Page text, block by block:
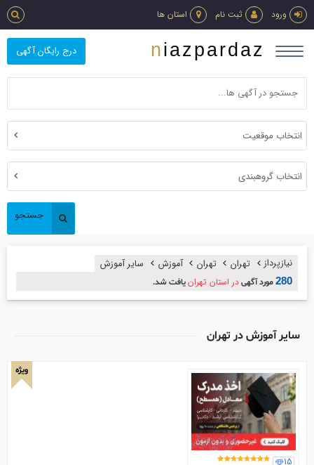
ورود ثبت نام استان ها
درج رایگان آگهی niazpardaz
انتخاب موقعیت
انتخاب گروهبندی
جستجو
نیازپرداز تهران تهران آموزش ساير آموزش
280مورد آگهیدر استان تهرانیافت شد.
ساير آموزش در تهران
ویژه
15